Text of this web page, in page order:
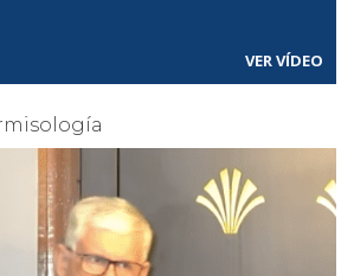
VER VÍDEO